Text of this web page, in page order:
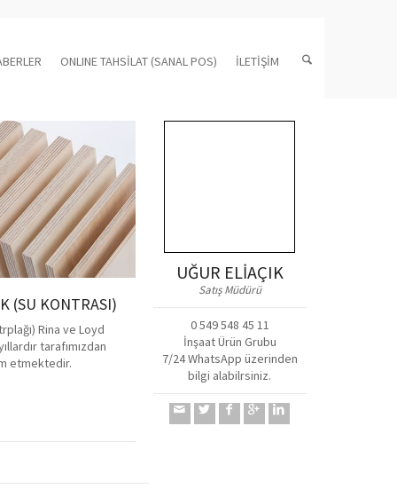
ONLINE TAHSİLAT (SANAL POS) İLETİŞİM
(SU KONTRASI)
Rina ve Loyd
tarafımızdan
etmektedir.
UĞUR ELİAÇIK
Satış Müdürü
0 549 548 45 11
İnşaat Ürün Grubu
7/24 WhatsApp üzerinden
bilgi alabilrsiniz.